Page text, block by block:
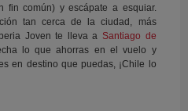
fin común) y escápate a esquiar.
tan cerca de la ciudad, más
Joven te lleva a Santiago de
lo que ahorras en el vuelo y
en destino que puedas, ¡Chile lo